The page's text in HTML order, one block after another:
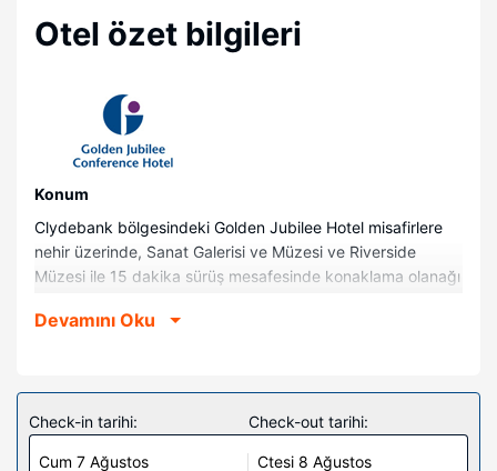
Otel özet bilgileri
Konum
Clydebank bölgesindeki Golden Jubilee Hotel misafirlere
nehir üzerinde, Sanat Galerisi ve Müzesi ve Riverside
Müzesi ile 15 dakika sürüş mesafesinde konaklama olanağı
ile 10,7 km (6,7 mil) ve OVO Hydro ile 11 km (6,9 mil)
Misafirler için LED televizyon olan 168 oda mevcuttur.
Misafirlerimize ücretsiz kablosuz internet sunulmaktadır.
Misafirlerimizin iyi vakit geçirebilmesi için dijital TV kanalları
Devamını Oku
Check-in tarihi:
Cum 7 Ağustos
Check-out tarihi:
Ctesi 8 Ağustos